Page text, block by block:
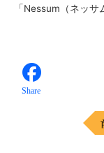
「Nessum（ネッサ
Share